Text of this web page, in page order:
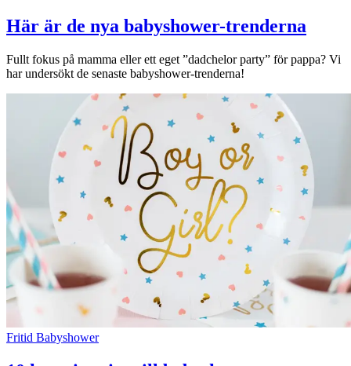
Erbjudanden
Kundklubb
Inspiration
Öppettider
Praktisk information
Lediga jobb
Presentkort
Här är de nya babyshower-trenderna
Fullt fokus på mamma eller ett eget ”dadchelor party” för pappa? Vi
har undersökt de senaste babyshower-trenderna!
Fritid Babyshower